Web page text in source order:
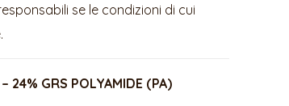
se le condizioni di cui
24% GRS POLYAMIDE (PA)